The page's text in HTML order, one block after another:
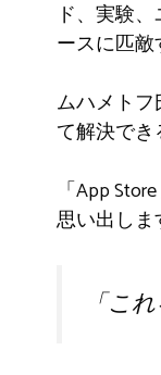
ド、実験
ースに匹敵
ムハメト
て解決でき
「App
思い出しま
「こ